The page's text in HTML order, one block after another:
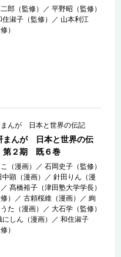
郎（監修） ／平野昭（監修）
住淑子（監修） ／ 山本利江
）
んが 日本と世界の伝記
まんが 日本と世界の伝
２期 既６巻
（漫画） ／石岡史子（監修）
中顕（漫画） ／針田りん（漫
／髙橋裕子（津田塾大学学長）
）
／古頼桜維（漫画） ／絢
た（漫画）
／大石学（監修）
にしん（漫画） ／和住淑子
）